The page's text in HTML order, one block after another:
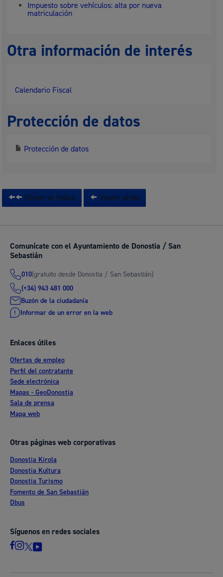
Impuesto sobre vehículos: alta por nueva
matriculación
Otra información de interés
Calendario Fiscal
Protección de datos
Protección de datos
Volver al índice Volver atrás
Comunícate con el Ayuntamiento de Donostia / San
Sebastián
010(gratuito desde Donostia / San Sebastián)
(+34) 943 481 000
Buzón de la ciudadanía
Informar de un error en la web
Enlaces útiles
Ofertas de empleo
Perfil del contratante
Sede electrónica
Mapas - GeoDonostia
Sala de prensa
Mapa web
Otras páginas web corporativas
Donostia Kirola
Donostia Kultura
Donostia Turismo
Fomento de San Sebastián
Dbus
Síguenos en redes sociales